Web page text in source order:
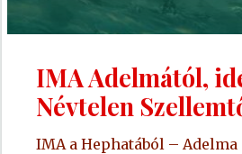
IMA Adelmától,
Névtelen
IMA a Hephatából – Adelma